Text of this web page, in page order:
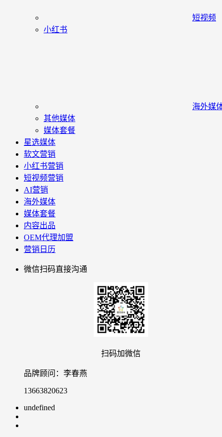
短视频
小红书
海外媒
其他媒体
媒体套餐
星选媒体
软文营销
小红书营销
短视频营销
AI营销
海外媒体
媒体套餐
内容出品
OEM代理加盟
营销日历
微信扫码直接沟通
扫码加微信
品牌顾问： 李春燕
13663820623
undefined